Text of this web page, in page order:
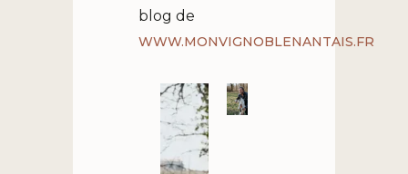
blog de
WWW.MONVIGNOBLENANTAIS.FR